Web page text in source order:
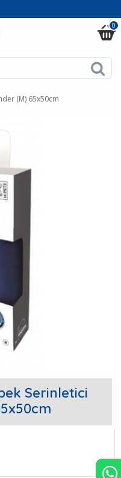
0
(M) 65x50cm
Serinletici